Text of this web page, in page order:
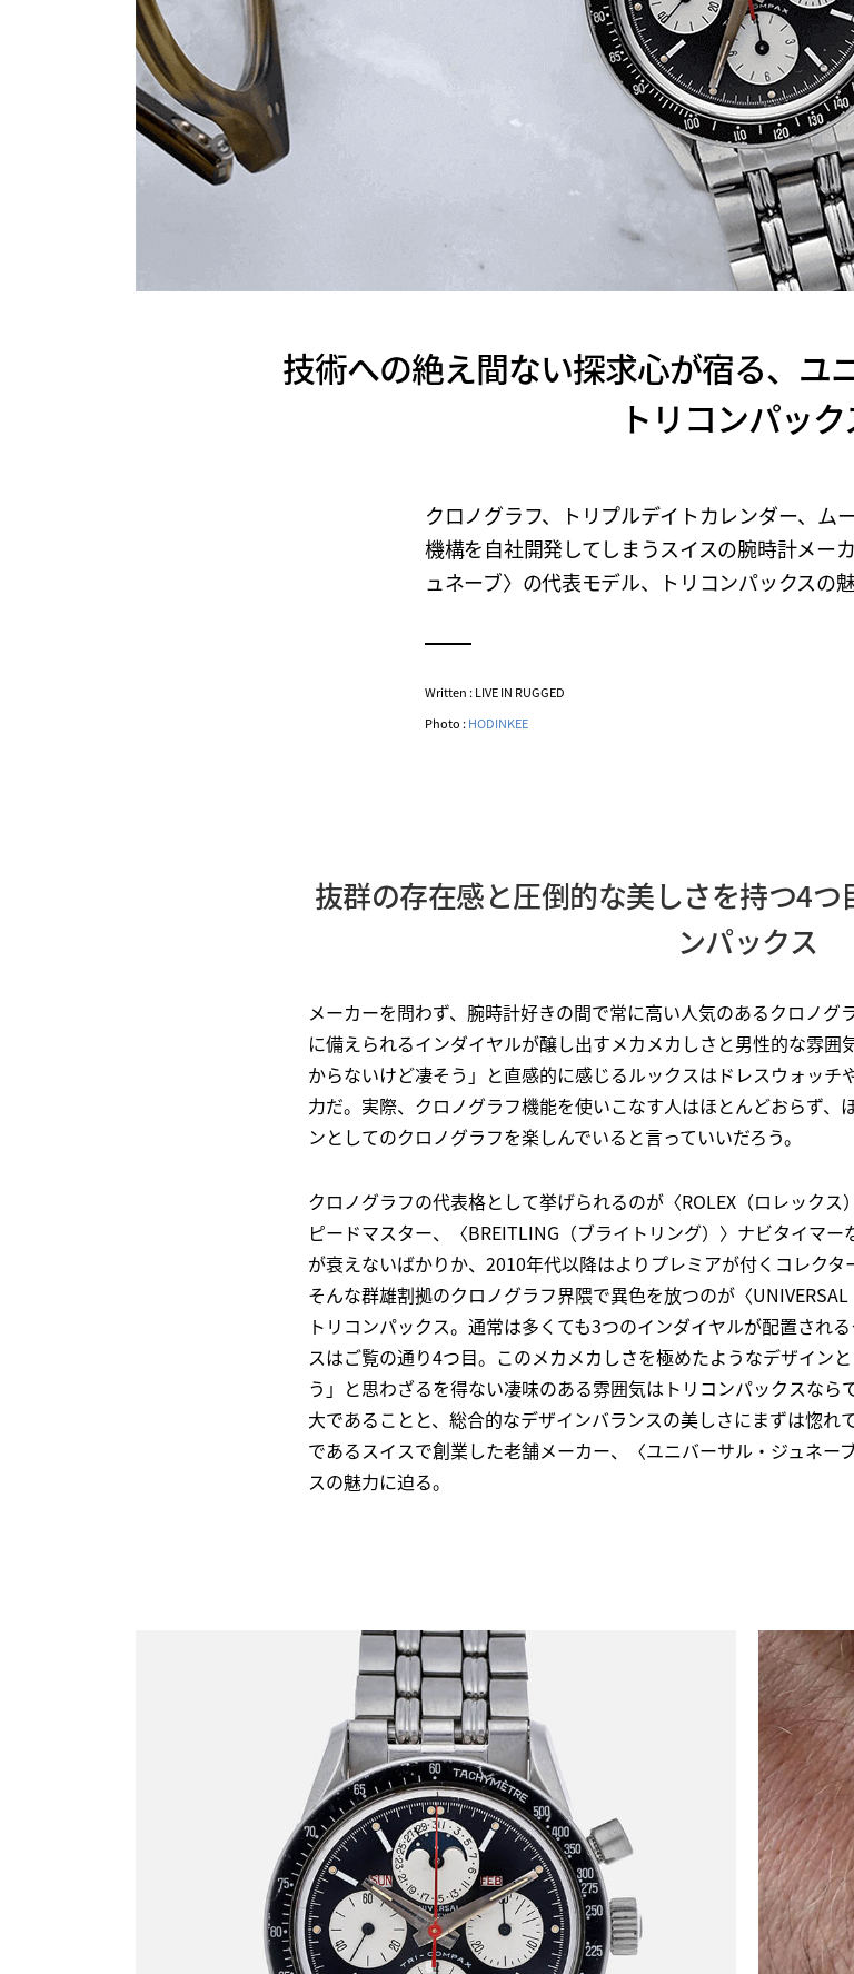
技術への絶え間ない探求心が宿る、ユ
トリコンパック
クロノグラフ、トリプルデイトカレンダー、ム
機構を自社開発してしまうスイスの腕時計メー
ュネーブ〉の代表モデル、トリコンパックスの魅
Written : LIVE IN RUGGED
Photo :HODINKEE
抜群の存在感と圧倒的な美しさを持つ4
ンパックス
メーカーを問わず、腕時計好きの間で常に高い人気のあるクロノグ
に備えられるインダイヤルが醸し出すメカメカしさと男性的な雰
からないけど凄そう」と直感的に感じるルックスはドレスウォッ
力だ。実際、クロノグラフ機能を使いこなす人はほとんどおらず、
ンとしてのクロノグラフを楽しんでいると言っていいだろう。
クロノグラフの代表格として挙げられるのが〈ROLEX（ロレック
ピードマスター、〈BREITLING（ブライトリング）〉ナビタイマ
が衰えないばかりか、2010年代以降はよりプレミアが付くコレクタ
そんな群雄割拠のクロノグラフ界隈で異色を放つのが〈UNIVERSAL
トリコンパックス。通常は多くても3つのインダイヤルが配置され
スはご覧の通り4つ目。このメカメカしさを極めたようなデザイン
う」と思わざるを得ない凄味のある雰囲気はトリコンパックスな
大であることと、総合的なデザインバランスの美しさにまずは惚れ
であるスイスで創業した老舗メーカー、〈ユニバーサル・ジュネー
スの魅力に迫る。